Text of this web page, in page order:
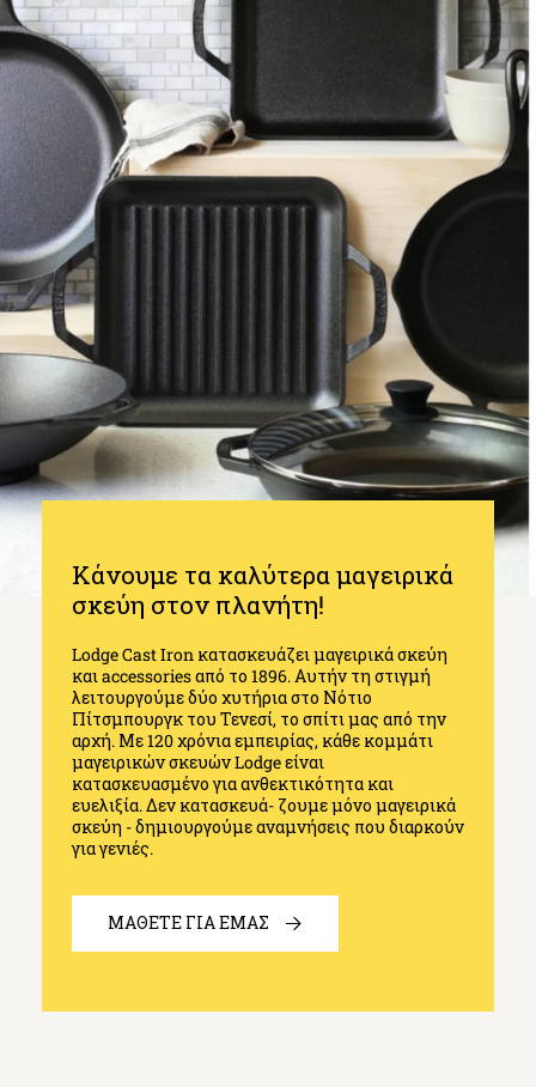
Κάνουμε τα καλύτερα μαγειρικά
σκεύη στον πλανήτη!
Lodge Cast Iron κατασκευάζει μαγειρικά σκεύη
και accessories από το 1896. Αυτήν τη στιγμή
λειτουργούμε δύο χυτήρια στο Νότιο
Πίτσμπουργκ του Τενεσί, το σπίτι μας από την
αρχή. Με 120 χρόνια εμπειρίας, κάθε κομμάτι
μαγειρικών σκευών Lodge είναι
κατασκευασμένο για ανθεκτικότητα και
ευελιξία. Δεν κατασκευά- ζουμε μόνο μαγειρικά
σκεύη - δημιουργούμε αναμνήσεις που διαρκούν
για γενιές.
ΜΑΘΕΤΕ ΓΙΑ ΕΜΑΣ